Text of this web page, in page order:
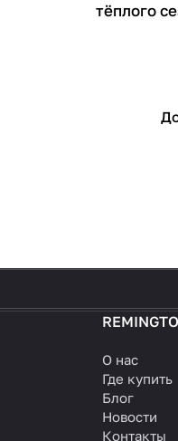
тёплого
О нас
Где купить
Блог
Новости
Контакты